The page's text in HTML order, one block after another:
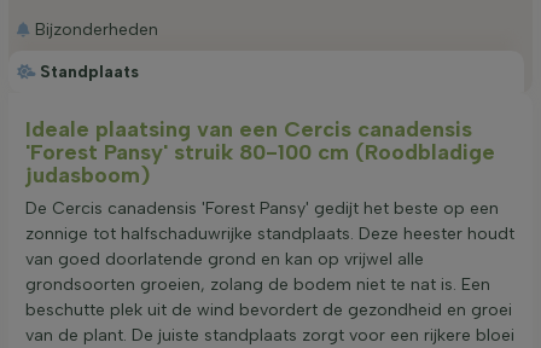
Standplaats
Bijzonderheden
Ideale plaatsing van een Cercis canadensis
'Forest Pansy' struik 80-100 cm (Roodbladige
judasboom)
De Cercis canadensis 'Forest Pansy' gedijt het beste op een
zonnige tot halfschaduwrijke standplaats. Deze heester houdt
van goed doorlatende grond en kan op vrijwel alle
grondsoorten groeien, zolang de bodem niet te nat is. Een
beschutte plek uit de wind bevordert de gezondheid en groei
van de plant. De juiste standplaats zorgt voor een rijkere bloei